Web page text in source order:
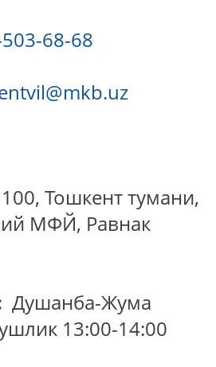
68-68
Тошкент тумани,
МФЙ, Равнак
Душанба-Жума
13:00-14:00